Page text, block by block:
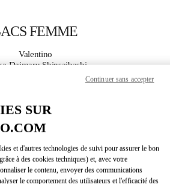
FEMME
Valentino
Daimaru Shinsaibashi
PLUS DE DÉTAILS
DES DIRECTIONSLINK
SUR
et d'autres technologies de suivi pour assurer le bon
à des cookies techniques) et, avec votre
le contenu, envoyer des communications
le comportement des utilisateurs et l'efficacité des
Continuer sans accepter